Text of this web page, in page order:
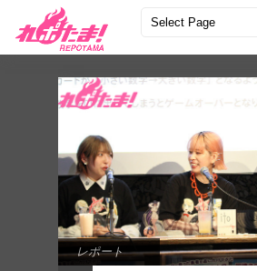
レポート